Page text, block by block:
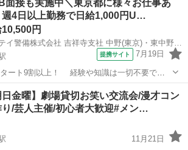
1周年ワンマン/HMVにてポップアップイベン
面接も実施中＼東京都に様々お仕事あ
週4日以上勤務で日給1,000円U…
10,500円
シンテイ警備株式会社 吉祥寺支社 中野(東京)・東中野・中野坂上(24)エリア/A3203200118
提携サイト 7月19日
制もないですし 自分のペースで働くことも
♪ ＼＼ 『シフトが削られた…』
野駅 警備員
日金曜】劇場貸切お笑い交流会/漫才コン
り/芸人主催/初心者大歓迎#メン…
11月21日